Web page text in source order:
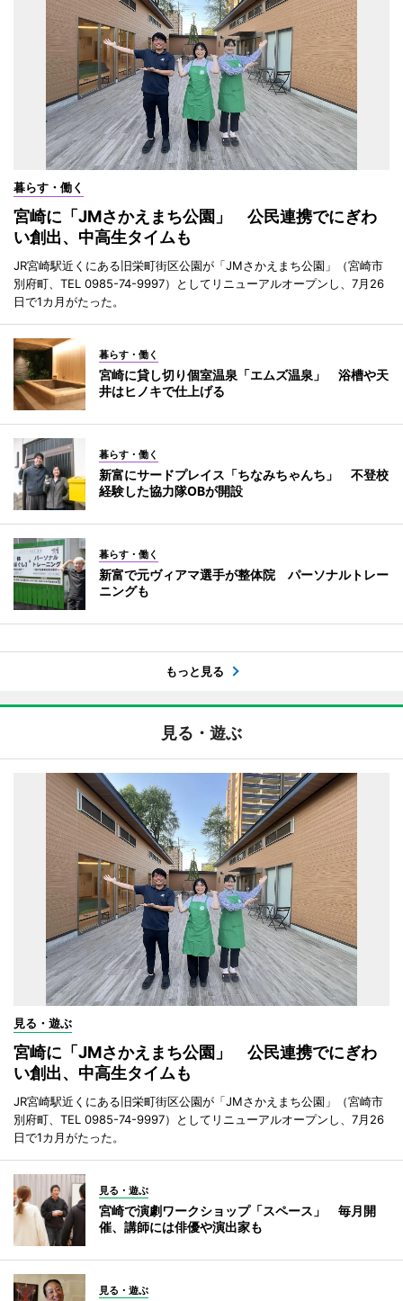
暮らす・働く
宮崎に「JMさかえまち公園」 公民連携でにぎわ
い創出、中高生タイムも
JR宮崎駅近くにある旧栄町街区公園が「JMさかえまち公園」（宮崎市
別府町、TEL 0985-74-9997）としてリニューアルオープンし、7月26
日で1カ月がたった。
暮らす・働く
宮崎に貸し切り個室温泉「エムズ温泉」 浴槽や天
井はヒノキで仕上げる
暮らす・働く
新富にサードプレイス「ちなみちゃんち」 不登校
経験した協力隊OBが開設
暮らす・働く
新富で元ヴィアマ選手が整体院 パーソナルトレー
ニングも
もっと見る
見る・遊ぶ
見る・遊ぶ
宮崎に「JMさかえまち公園」 公民連携でにぎわ
い創出、中高生タイムも
JR宮崎駅近くにある旧栄町街区公園が「JMさかえまち公園」（宮崎市
別府町、TEL 0985-74-9997）としてリニューアルオープンし、7月26
日で1カ月がたった。
見る・遊ぶ
宮崎で演劇ワークショップ「スペース」 毎月開
催、講師には俳優や演出家も
見る・遊ぶ